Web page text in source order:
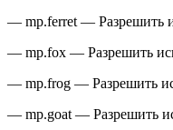
— mp.ferret — Разрешить
— mp.fox — Разрешить
— mp.frog — Разрешить
— mp.goat — Разрешить